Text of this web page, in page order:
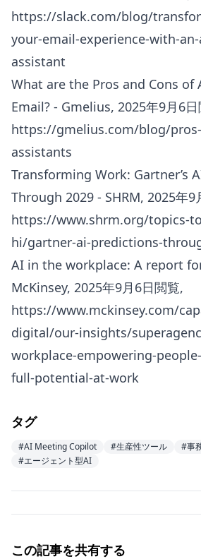
https://slack.com/blog/
your-email-experience-with-
assistant
What are the Pros and Cons of
Email? - Gmelius, 2025年9月6日
https://gmelius.com/blog/
assistants
Transforming Work: Gartner’s
Through 2029 - SHRM, 2025年9
https://www.shrm.org/topics-
hi/gartner-ai-predictions-
AI in the workplace: A report
McKinsey, 2025年9月6日閲覧,
https://www.mckinsey.com/
digital/our-insights/
workplace-empowering-
full-potential-at-work
タグ
#AI Meeting Copilot #生産性ツール #事
#エージェント型AI
この記事を共有する